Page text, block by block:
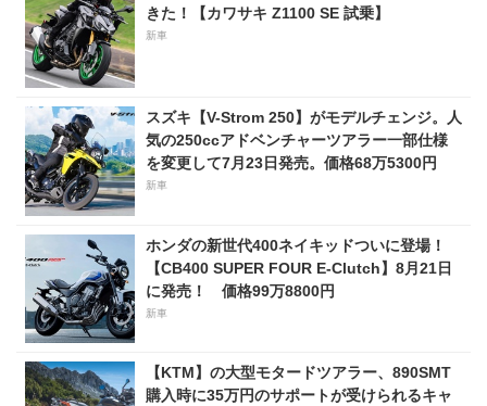
きた！【カワサキ Z1100 SE 試乗】
新車
スズキ【V-Strom 250】がモデルチェンジ。人
気の250ccアドベンチャーツアラー一部仕様
を変更して7月23日発売。価格68万5300円
新車
ホンダの新世代400ネイキッドついに登場！
【CB400 SUPER FOUR E-Clutch】8月21日
に発売！ 価格99万8800円
新車
【KTM】の大型モタードツアラー、890SMT
購入時に35万円のサポートが受けられるキャ